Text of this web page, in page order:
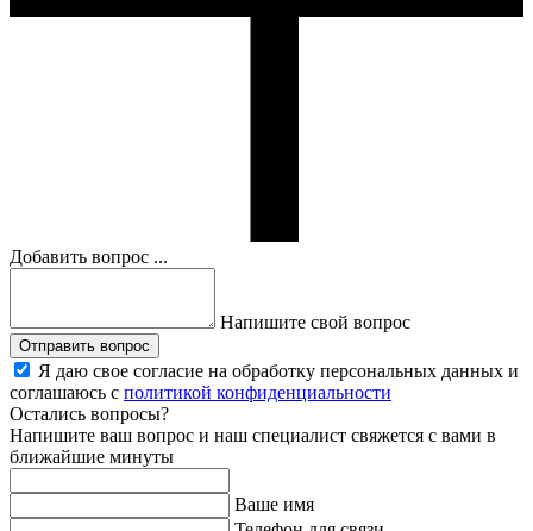
Добавить вопрос ...
Напишите свой вопрос
Отправить вопрос
Я даю свое согласие на обработку персональных данных и
соглашаюсь с политикой конфиденциальности
Остались вопросы?
Напишите ваш вопрос и наш специалист свяжется с вами в
ближайшие минуты
Ваше имя